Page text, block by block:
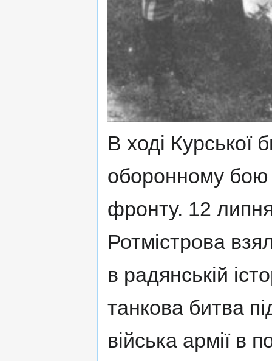
В ході Курської
оборонному бою
фронту. 12
Ротмістрова
в радянській
танкова битва
війська армії в